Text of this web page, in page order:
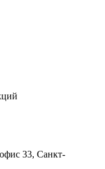
33, Санкт-